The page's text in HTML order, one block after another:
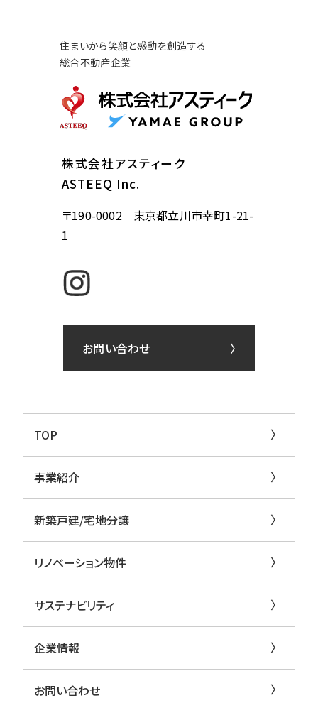
住まいから笑顔と感動を創造する
総合不動産企業
株式会社アスティーク
ASTEEQ Inc.
〒190-0002 東京都立川市幸町1-21-
1
TOP
事業紹介
新築戸建/宅地分譲
リノベーション物件
サステナビリティ
企業情報
お問い合わせ
お問い合わせ